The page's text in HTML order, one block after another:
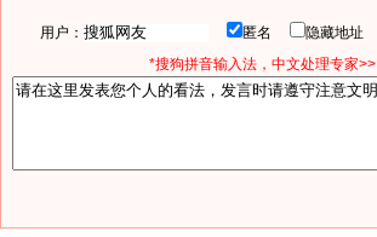
用户： 匿名 隐藏地址
*搜狗拼音输入法，中文处理专家>>